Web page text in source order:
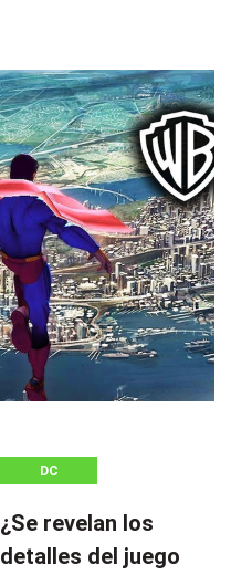
DC
¿Se revelan los
detalles del juego